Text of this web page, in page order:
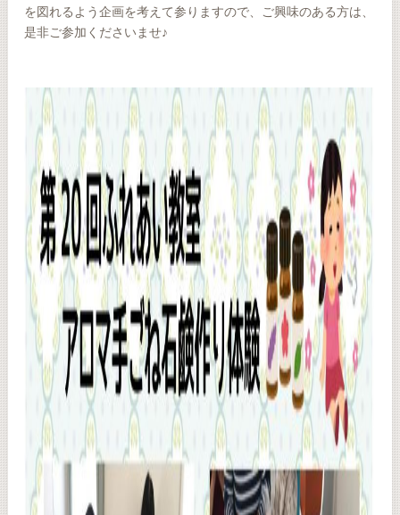
を図れるよう企画を考えて参りますので、ご興味のある方は、
是非ご参加くださいませ♪